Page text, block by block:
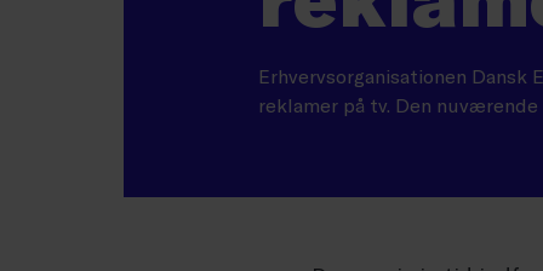
Erhvervsorganisationen
reklamer på tv. Den